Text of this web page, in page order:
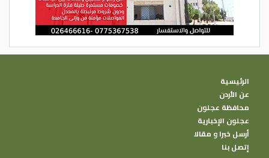
الرئيسية
عن الأردن
محافظة عجلون
عجلون الإخبارية
أرسل خبرا و مقالا
إتصل بنا